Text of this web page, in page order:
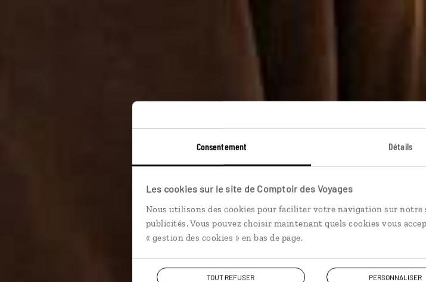
Consentement Détails
Les cookies sur le site de Comptoir des Voyages
Nous utilisons des cookies pour faciliter votre navigation sur notre
publicités. Vous pouvez choisir maintenant quels cookies vous
« gestion des cookies » en bas de page.
TOUT REFUSER PERSONNALISER
Sur la piste
Circuit dans le Sahara mauritanien
Grands
Voir les 1 avis sur les